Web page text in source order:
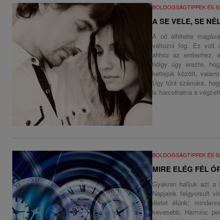
BOLDOGSÁGTIPPEK ÉS
A SE VELE, SE
A nő elhitette
változni fog. Ez volt
ahhoz az emberhez,
hölgy úgy érezte,
kettejük között,
Úgy tűnt számára,
is harcolhatna a
BOLDOGSÁGTIPPEK ÉS
MIRE ELÉG FÉL
Gyakran halljuk azt
Napjaink felgyorsult
életet élünk;
kevesebb. Harminc